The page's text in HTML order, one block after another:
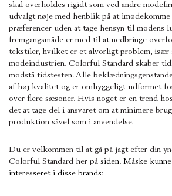
skal overholdes rigidt som ved andre
udvalgt nøje med henblik på at
præferencer uden at tage hensyn til modens
fremgangsmåde er med til at nedbringe
tekstiler, hvilket er et alvorligt problem, især
modeindustrien. Colorful Standard skaber
modstå tidstesten. Alle
af høj kvalitet og er omhyggeligt udformet
over flere sæsoner. Hvis noget er en trend
det at tage del i ansvaret om at minimere
produktion såvel som i anvendelse.
Du er velkommen til at gå på jagt efter din
Colorful Standard her på siden. Måske
interesseret i disse brands: